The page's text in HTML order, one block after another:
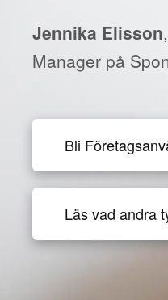
Jennika Elisson
Manager på
Bli
Läs vad andra